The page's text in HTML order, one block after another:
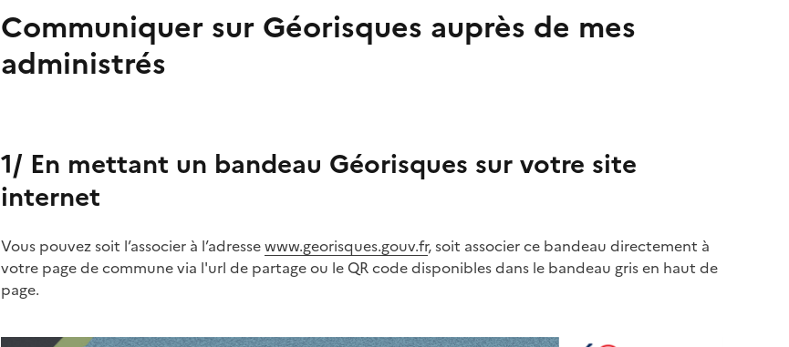
Communiquer sur Géorisques auprès de mes
administrés
1/ En mettant un bandeau Géorisques sur votre site
internet
Vous pouvez soit l’associer à l’adressewww.georisques.gouv.fr, soit associer ce bandeau directement à
votre page de commune via l'url de partage ou le QR code disponibles dans le bandeau gris en haut de
page.